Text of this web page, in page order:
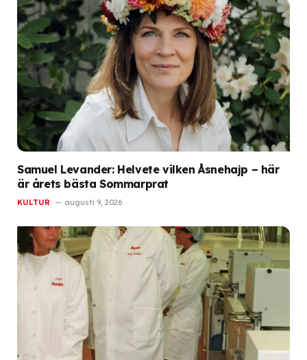
Samuel Levander: Helvete vilken Åsnehajp – här
är årets bästa Sommarprat
KULTUR augusti 9, 2026